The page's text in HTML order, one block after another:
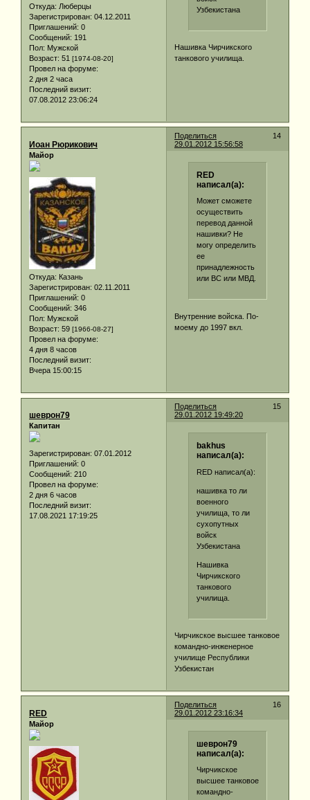
Откуда: Люберцы
Зарегистрирован: 04.12.2011
Приглашений: 0
Сообщений: 191
Пол: Мужской
Возраст: 51 [1974-08-20]
Провел на форуме:
2 дня 2 часа
Последний визит:
07.08.2012 23:06:24
Узбекистана
Нашивка Чирчикского
танкового училища.
Поделиться
14
29.01.2012 15:56:58
Иоан Рюрикович
Майор
Откуда: Казань
Зарегистрирован: 02.11.2011
Приглашений: 0
Сообщений: 346
Пол: Мужской
Возраст: 59 [1966-08-27]
Провел на форуме:
4 дня 8 часов
Последний визит:
Вчера 15:00:15
RED
написал(а):
Может сможете
осуществить
перевод данной
нашивки? Не
могу определить
ее
принадлежность
или ВС или МВД.
Внутренние войска. По-
моему до 1997 вкл.
Поделиться
15
29.01.2012 19:49:20
шеврон79
Капитан
Зарегистрирован: 07.01.2012
Приглашений: 0
Сообщений: 210
Провел на форуме:
2 дня 6 часов
Последний визит:
17.08.2021 17:19:25
bakhus
написал(а):
RED написал(а):
нашивка то ли
военного
училища, то ли
сухопутных
войск
Узбекистана
Нашивка
Чирчикского
танкового
училища.
Чирчикское высшее танковое
командно-инженерное
училище Республики
Узбекистан
Поделиться
16
29.01.2012 23:16:34
RED
Майор
шеврон79
написал(а):
Чирчикское
высшее танковое
командно-